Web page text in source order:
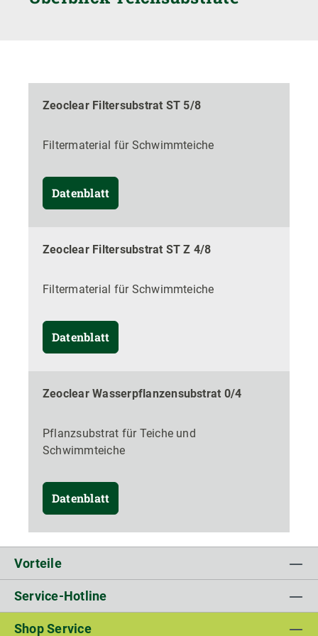
Zeoclear Filtersubstrat ST 5/8
Filtermaterial für Schwimmteiche
Datenblatt
Zeoclear Filtersubstrat ST Z 4/8
Filtermaterial für Schwimmteiche
Datenblatt
Zeoclear Wasserpflanzensubstrat 0/4
Pflanzsubstrat für Teiche und
Schwimmteiche
Datenblatt
Vorteile
Service-Hotline
Shop Service